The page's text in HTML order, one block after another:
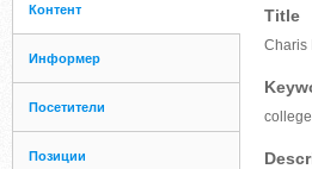
Контент
Информер
Посетители
Позиции
Title
Charis